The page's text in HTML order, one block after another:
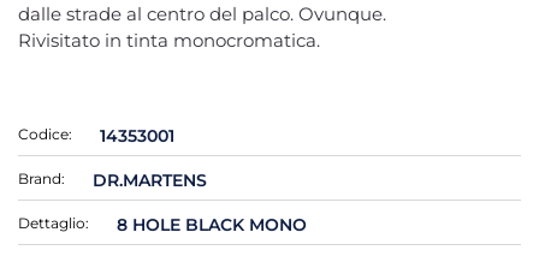
dalle strade al centro del palco. Ovunque.
Rivisitato in tinta monocromatica.
Codice: 14353001
Brand: DR.MARTENS
Dettaglio: 8 HOLE BLACK MONO